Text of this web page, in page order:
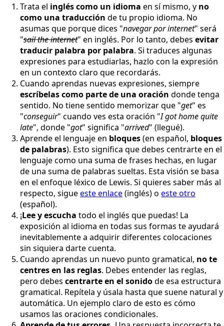
Trata el inglés como un idioma en sí mismo, y no
como una traducción de tu propio idioma. No
asumas que porque dices "navegar por internet" será
"sail the internet" en inglés. Por lo tanto, debes evitar
traducir palabra por palabra. Si traduces algunas
expresiones para estudiarlas, hazlo con la expresión
en un contexto claro que recordarás.
Cuando aprendas nuevas expresiones, siempre
escríbelas como parte de una oración donde tenga
sentido. No tiene sentido memorizar que "get" es
"conseguir" cuando ves esta oración "I got home quite
late", donde "got" significa "arrived" (llegué).
Aprende el lenguaje en bloques(en español, bloques
de palabras). Esto significa que debes centrarte en el
lenguaje como una suma de frases hechas, en lugar
de una suma de palabras sueltas. Esta visión se basa
en el enfoque léxico de Lewis. Si quieres saber más al
respecto, sigueeste enlace(inglés) o este otro
(español).
¡Lee y escucha todo el inglés que puedas! La
exposición al idioma en todas sus formas te ayudará
inevitablemente a adquirir diferentes colocaciones
sin siquiera darte cuenta.
Cuando aprendas un nuevo punto gramatical, no te
centres en las reglas. Debes entender las reglas,
pero debes centrarte en el sonidode esa estructura
gramatical. Repítela y úsala hasta que suene natural y
automática. Un ejemplo claro de esto es cómo
usamos las oraciones condicionales.